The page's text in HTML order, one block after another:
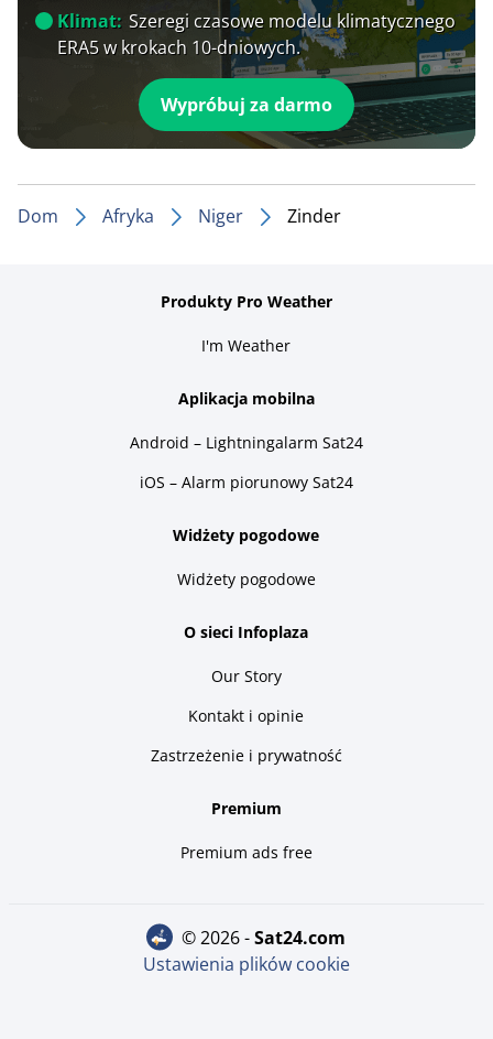
Klimat: Szeregi czasowe modelu klimatycznego
ERA5 w krokach 10-dniowych.
Wypróbuj za darmo
Dom Afryka Niger Zinder
Produkty Pro Weather
I'm Weather
Aplikacja mobilna
Android – Lightningalarm Sat24
iOS – Alarm piorunowy Sat24
Widżety pogodowe
Widżety pogodowe
O sieci Infoplaza
Our Story
Kontakt i opinie
Zastrzeżenie i prywatność
Premium
Premium ads free
© 2026 - sat24.com
Ustawienia plików cookie